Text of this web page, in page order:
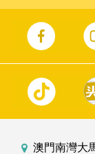
澳門南灣大